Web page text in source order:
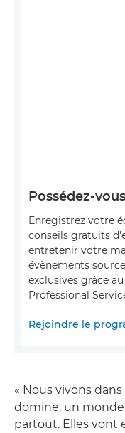
Possédez-
Enregistrez votre
conseils gratuits
entretenir votre
évènements
exclusives grâce
Professional
Rejoindre le
« Nous vivons
domine, un
partout. Elles vont